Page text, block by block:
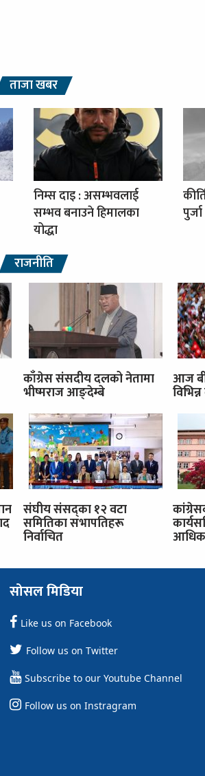
ताजा खबर
निम्स दाइ : असम्भवलाई
सम्भव बनाउने हिमालका
योद्धा
राजनीति
काँग्रेस संसदीय दलको नेतामा
भीष्मराज आङ्देम्बे
आज
संघीय संसद्का १२ वटा
समितिका सभापतिहरू
निर्वाचित
सोसल मिडिया
Like us on Facebook
Follow us on Twitter
Subscribe to our Youtube Channel
Follow us on Instragram